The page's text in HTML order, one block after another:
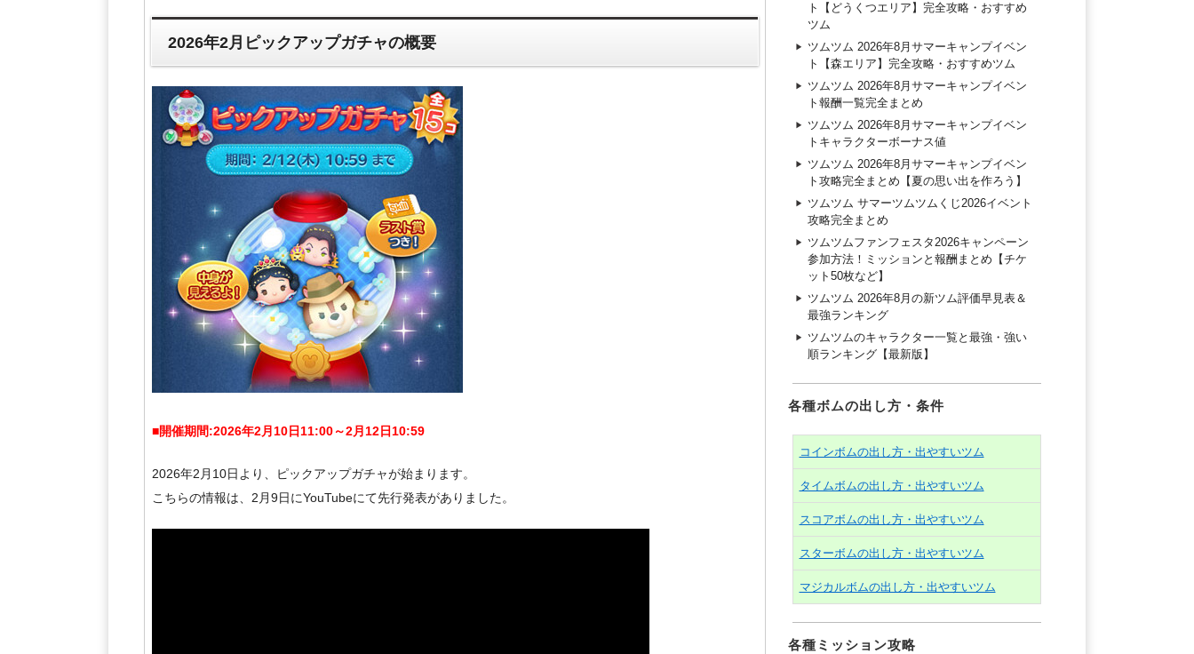
2026年2月ピックアップガチャの概要
■開催期間:2026年2月10日11:00～2月12日10:59
2026年2月10日より、ピックアップガチャが始まります。
こちらの情報は、2月9日にYouTubeにて先行発表がありました。
ト【どうくつエリア】完全攻略・おすすめ
ツム
ツムツム 2026年8月サマーキャンプイベン
ト【森エリア】完全攻略・おすすめツム
ツムツム 2026年8月サマーキャンプイベン
ト報酬一覧完全まとめ
ツムツム 2026年8月サマーキャンプイベン
トキャラクターボーナス値
ツムツム 2026年8月サマーキャンプイベン
ト攻略完全まとめ【夏の思い出を作ろう】
ツムツム サマーツムツムくじ2026イベント
攻略完全まとめ
ツムツムファンフェスタ2026キャンペーン
参加方法！ミッションと報酬まとめ【チケ
ット50枚など】
ツムツム 2026年8月の新ツム評価早見表＆
最強ランキング
ツムツムのキャラクター一覧と最強・強い
順ランキング【最新版】
各種ボムの出し方・条件
コインボムの出し方・出やすいツム
タイムボムの出し方・出やすいツム
スコアボムの出し方・出やすいツム
スターボムの出し方・出やすいツム
マジカルボムの出し方・出やすいツム
各種ミッション攻略